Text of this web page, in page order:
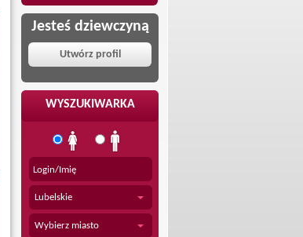
Jesteś dziewczyną
Utwórz profil
WYSZUKIWARKA
Lubelskie
Wybierz miasto